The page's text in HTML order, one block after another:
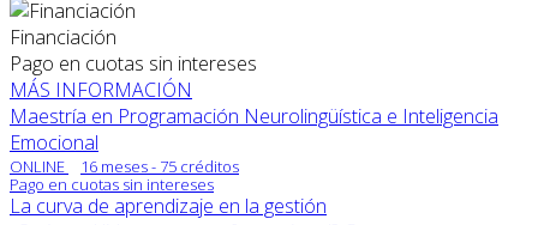
Financiación
Pago en cuotas sin intereses
MÁS INFORMACIÓN
Maestría en Programación Neurolingüística e Inteligencia
Emocional
ONLINE
16 meses - 75 créditos
Pago en cuotas sin intereses
La curva de aprendizaje en la gestión